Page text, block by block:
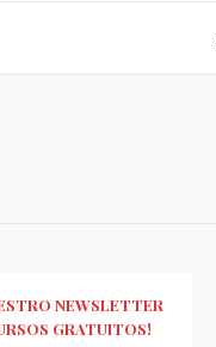
NEWSLETTER
GRATUITOS!